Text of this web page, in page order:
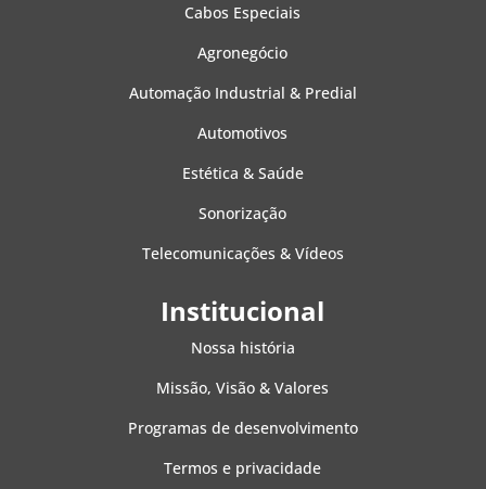
Cabos Especiais
Agronegócio
Automação Industrial & Predial
Automotivos
Estética & Saúde
Sonorização
Telecomunicações & Vídeos
Institucional
Nossa história
Missão, Visão & Valores
Programas de desenvolvimento
Termos e privacidade